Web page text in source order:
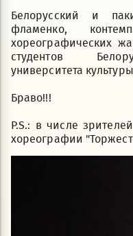
Белорусский и
фламенко,
хореографических
студентов
университета
Браво!!!
P.S.: в числе
хореографии